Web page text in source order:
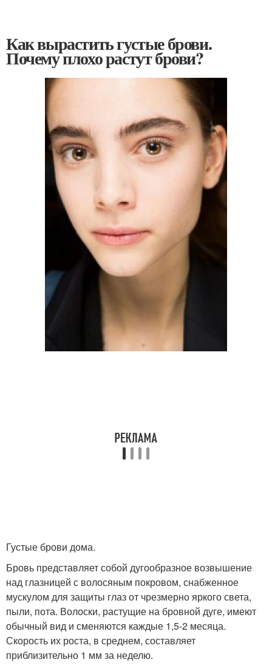
Как вырастить густые брови.
Почему плохо растут брови?
Густые брови дома.
Бровь представляет собой дугообразное возвышение
над глазницей с волосяным покровом, снабженное
мускулом для защиты глаз от чрезмерно яркого света,
пыли, пота. Волоски, растущие на бровной дуге, имеют
обычный вид и сменяются каждые 1,5-2 месяца.
Скорость их роста, в среднем, составляет
приблизительно 1 мм за неделю.